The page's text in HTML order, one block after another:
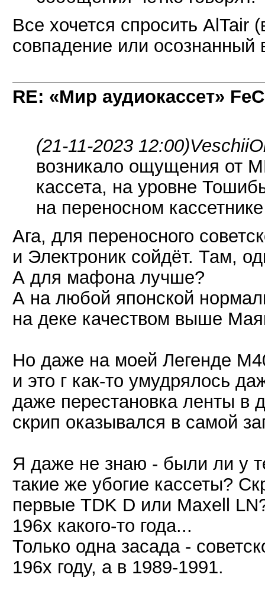
Все хочется спросить AlTair
совпадение или осознанный
RE: «Мир аудиокассет»
(21-11-2023 12:00)
возникало ощущения от
кассета, на уровне
на переносном
Ага, для переносного
и Электроник сойдёт. Там,
А для мафона лучше?
А на любой японской
на деке качеством выше
Но даже на моей Легенде
и это г как-то умудрялось
даже перестановка ленты в
скрип оказывался в самой
Я даже не знаю - были ли у
такие же убогие кассеты?
первые TDK D или Maxell
196х какого-то года...
Только одна засада -
196х году, а в 1989-1991.